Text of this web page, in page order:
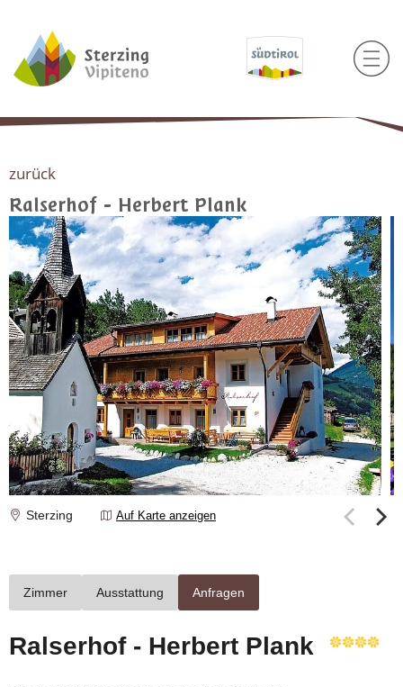
zurück
Ralserhof - Herbert Plank